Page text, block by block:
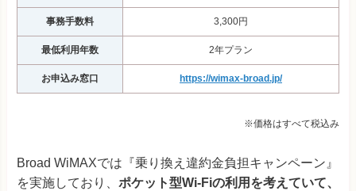
事務手数料 3,300円
最低利用年数 2年プラン
お申込み窓口 https://wimax-broad.jp/
※価格はすべて税込み
Broad WiMAXでは『乗り換え違約金負担キャンペーン』
を実施しており、 ポケット型Wi-Fiの利用を考えていて、